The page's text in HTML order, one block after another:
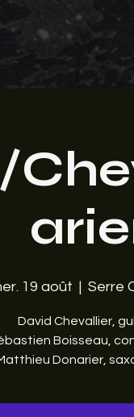
19 août
  |
Serre
David Chevallier,
Boisseau,
Donarier,